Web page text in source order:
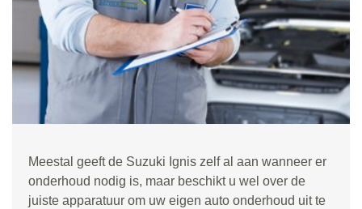
Meestal geeft de Suzuki Ignis zelf al aan wanneer er
onderhoud nodig is, maar beschikt u wel over de
juiste apparatuur om uw eigen auto onderhoud uit te